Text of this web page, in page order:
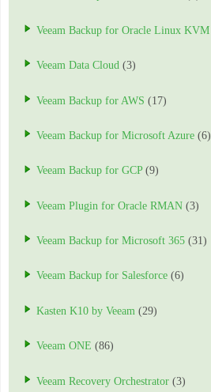
Veeam Backup for Oracle Linux KVM
Veeam Data Cloud (3)
Veeam Backup for AWS (17)
Veeam Backup for Microsoft Azure (6)
Veeam Backup for GCP(9)
Veeam Plugin for Oracle RMAN (3)
Veeam Backup for Microsoft 365 (31)
Veeam Backup for Salesforce (6)
Kasten K10 by Veeam (29)
Veeam ONE (86)
Veeam Recovery Orchestrator (3)